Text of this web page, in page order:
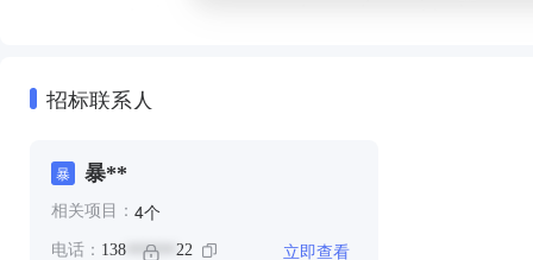
招标联系人
暴 暴**
相关项目： 4个
电话： 138 ****** 22 立即查看